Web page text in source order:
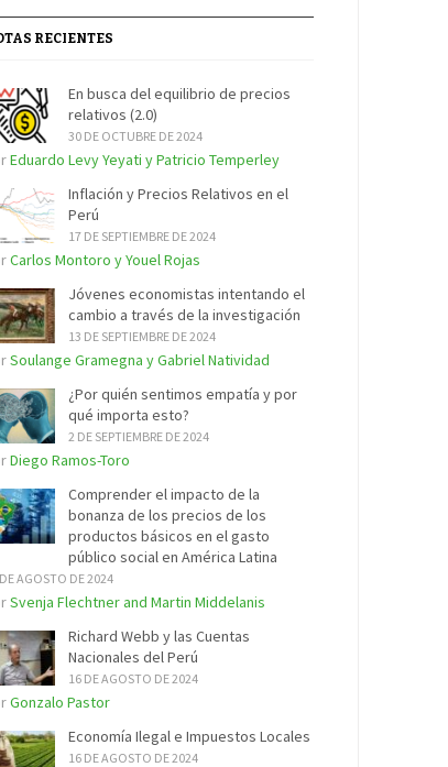
RECIENTES
En busca del equilibrio de precios
relativos (2.0)
30 DE OCTUBRE DE 2024
Eduardo Levy Yeyati y Patricio Temperley
Inflación y Precios Relativos en el
Perú
17 DE SEPTIEMBRE DE 2024
Carlos Montoro y Youel Rojas
Jóvenes economistas intentando el
cambio a través de la investigación
13 DE SEPTIEMBRE DE 2024
Soulange Gramegna y Gabriel Natividad
¿Por quién sentimos empatía y por
qué importa esto?
2 DE SEPTIEMBRE DE 2024
Diego Ramos-Toro
Comprender el impacto de la
bonanza de los precios de los
productos básicos en el gasto
público social en América Latina
AGOSTO DE 2024
Svenja Flechtner and Martin Middelanis
Richard Webb y las Cuentas
Nacionales del Perú
16 DE AGOSTO DE 2024
Gonzalo Pastor
Economía Ilegal e Impuestos Locales
16 DE AGOSTO DE 2024